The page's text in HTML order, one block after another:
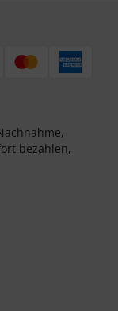
bezahlen,